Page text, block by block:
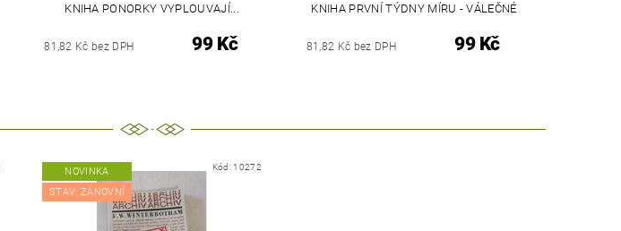
KNIHA PONORKY VYPLOUVAJÍ...
81,82 Kč bez DPH 99 Kč
KNIHA PRVNÍ TÝDNY MÍRU - VÁLEČNÉ
81,82 Kč bez DPH 99 Kč
NOVINKA
STAV: ZÁNOVNÍ
Kód: 10272